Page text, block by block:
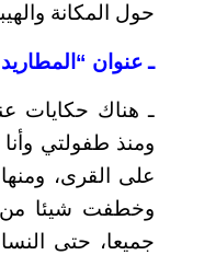
حول المكانة
ـ عنوان
ـ هناك حكايات
ومنذ طفولتي
على القرى،
وخطفت شيئا من
جميعا، حتى